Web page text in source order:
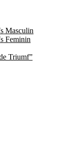
Masculin
Feminin
Triumf”